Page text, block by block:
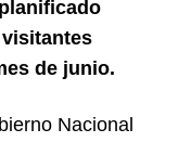
de junio.
Nacional